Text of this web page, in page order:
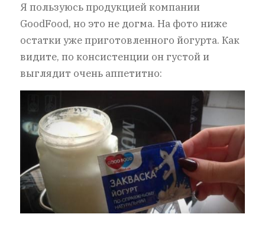
Я пользуюсь продукцией компании
GoodFood, но это не догма. На фото ниже
остатки уже приготовленного йогурта. Как
видите, по консистенции он густой и
выглядит очень аппетитно: